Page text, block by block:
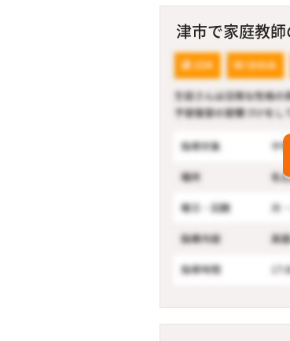
津市で家庭教